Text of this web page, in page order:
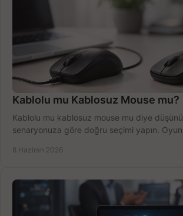
Kablolu mu Kablosuz Mouse mu?
Kablolu mu kablosuz mouse mu diye
senaryonuza göre doğru seçimi yapın.
8 Haziran 2026